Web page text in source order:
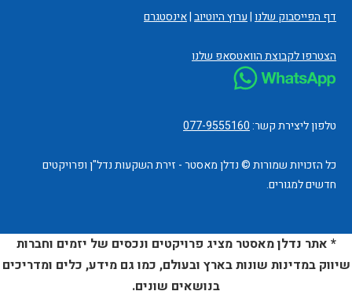
דף הפייסבוק שלנו|ערוץ היוטיוב|אינסטגרם
הצטרפו לקבוצת הוואטסאפ שלנו
טלפון ליצירת קשר:077-9555160
כל הזכויות שמורות © נדלן מאסטר - זירת השקעות נדל"ן ופרויקטים
חדשים למגורים.
* אתר נדלן מאסטר מציג פרויקטים ונכסים של יזמים וחברות
שיווק במדינות שונות בארץ ובעולם, כמו גם מידע, כלים ומדריכים
בנושאים שונים.